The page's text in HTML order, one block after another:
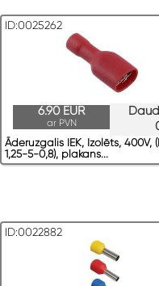
ID:0025262
6.90 EUR
ar PVN
Āderuzgalis IEK, Izolēts, 400V,
1,25-5-0,8), plakans...
ID:0022882